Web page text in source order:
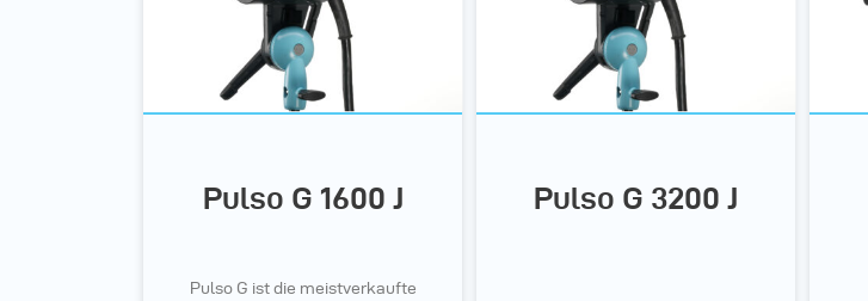
Pulso G 1600 J
Pulso G ist die meistverkaufte
Pulso G 3200 J